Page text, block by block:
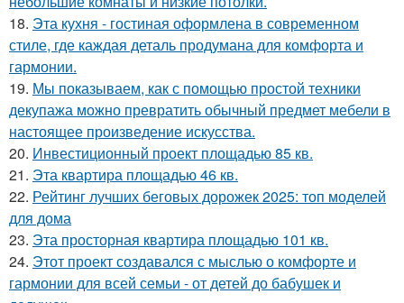
18. Эта кухня - гостиная оформлена в современном
стиле, где каждая деталь продумана для комфорта и
гармонии.
19. Мы показываем, как с помощью простой техники
декупажа можно превратить обычный предмет мебели в
настоящее произведение искусства.
20. Инвестиционный проект площадью 85 кв.
21. Эта квартира площадью 46 кв.
22. Рейтинг лучших беговых дорожек 2025: топ моделей
для дома
23. Эта просторная квартира площадью 101 кв.
24. Этот проект создавался с мыслью о комфорте и
гармонии для всей семьи - от детей до бабушек и